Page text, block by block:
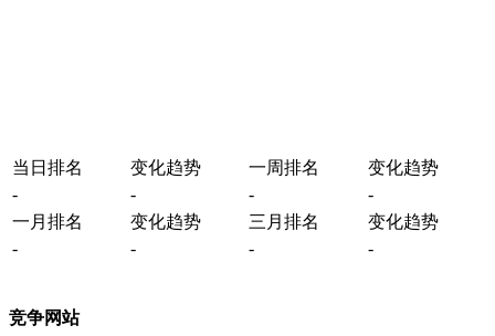
当日排名 变化趋势 一周排名
变化趋势
-
- -
-
一月排名
变化趋势 三月排名
变化趋势
-
- - -
竞争网站